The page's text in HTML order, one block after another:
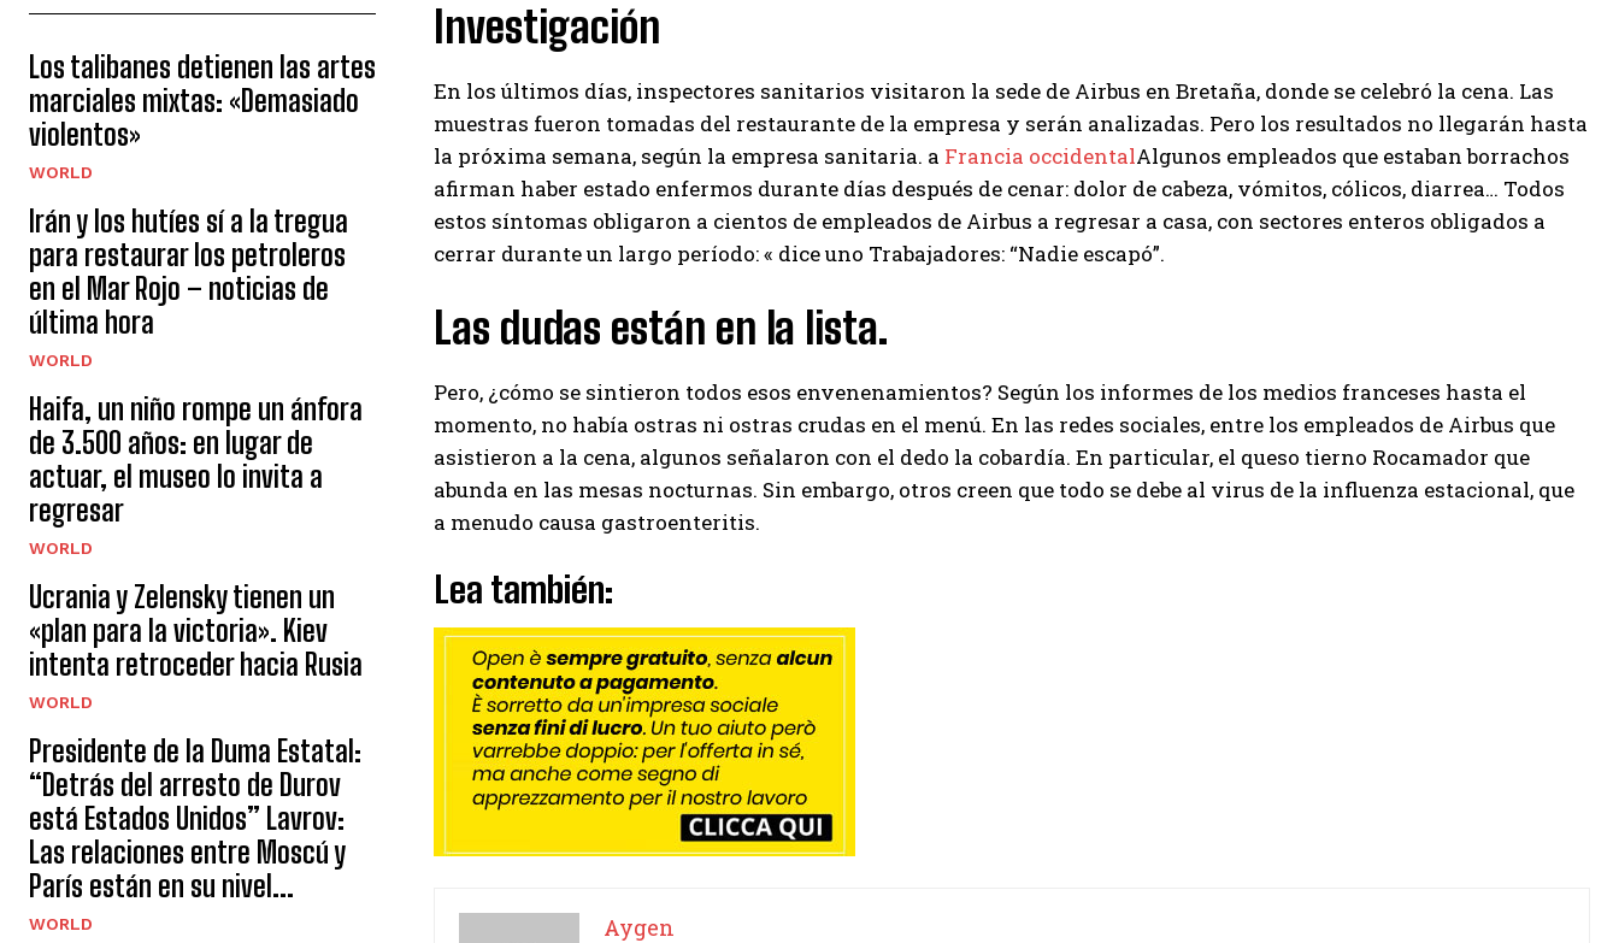
I WANT IN
I've read and accept thePrivacy Policy.
Aygen
Los talibanes detienen las artes
marciales mixtas: «Demasiado
violentos»
WORLD
Irán y los hutíes sí a la tregua
para restaurar los petroleros
en el Mar Rojo – noticias de
última hora
WORLD
Haifa, un niño rompe un ánfora
de 3.500 años: en lugar de
actuar, el museo lo invita a
regresar
WORLD
Ucrania y Zelensky tienen un
«plan para la victoria». Kiev
intenta retroceder hacia Rusia
WORLD
Presidente de la Duma Estatal:
“Detrás del arresto de Durov
está Estados Unidos” Lavrov:
Las relaciones entre Moscú y
París están en su nivel...
WORLD
Investigación
En los últimos días, inspectores sanitarios visitaron la sede de Airbus en Bretaña, donde se celebró la cena. Las
muestras fueron tomadas del restaurante de la empresa y serán analizadas. Pero los resultados no llegarán hasta
la próxima semana, según la empresa sanitaria. a Francia occidentalAlgunos empleados que estaban borrachos
afirman haber estado enfermos durante días después de cenar: dolor de cabeza, vómitos, cólicos, diarrea… Todos
estos síntomas obligaron a cientos de empleados de Airbus a regresar a casa, con sectores enteros obligados a
cerrar durante un largo período: « dice uno Trabajadores: “Nadie escapó”.
Las dudas están en la lista.
Pero, ¿cómo se sintieron todos esos envenenamientos? Según los informes de los medios franceses hasta el
momento, no había ostras ni ostras crudas en el menú. En las redes sociales, entre los empleados de Airbus que
asistieron a la cena, algunos señalaron con el dedo la cobardía. En particular, el queso tierno Rocamador que
abunda en las mesas nocturnas. Sin embargo, otros creen que todo se debe al virus de la influenza estacional, que
a menudo causa gastroenteritis.
Lea también:
Aygen